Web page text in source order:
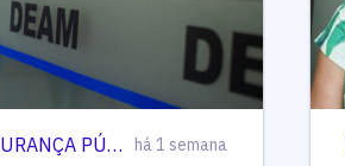
ANUÁRIO DE SEGURANÇA PÚBLICA há 1 semana